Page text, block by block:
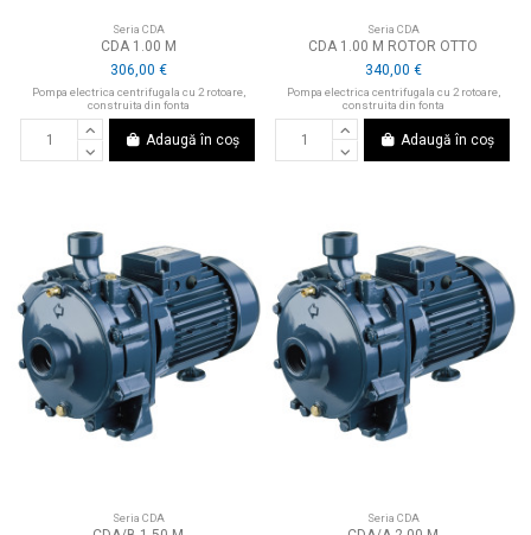
Seria CDA
CDA 1.00 M
306,00 €
Pompa electrica centrifugala cu 2 rotoare,
construita din fonta
Adaugă în coș
Seria CDA
CDA 1.00 M ROTOR OTTO
340,00 €
Pompa electrica centrifugala cu 2 rotoare,
construita din fonta
Adaugă în coș
Seria CDA Seria CDA